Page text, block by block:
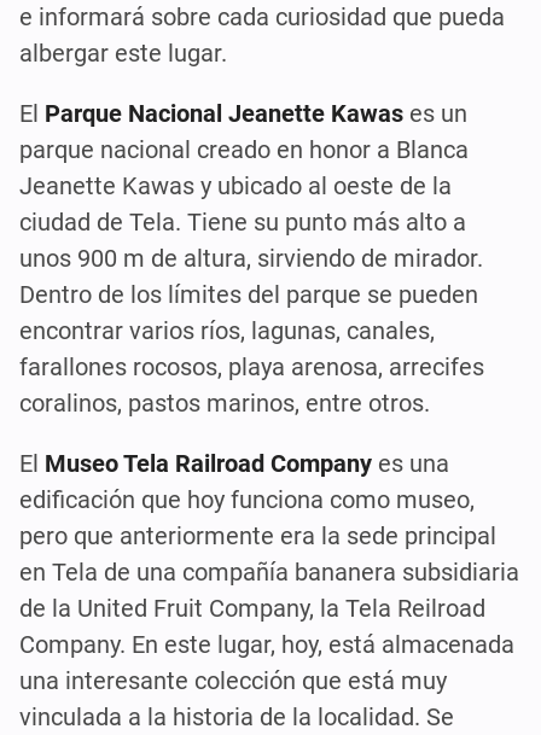
e informará sobre cada curiosidad que pueda
albergar este lugar.
El Parque Nacional Jeanette Kawas es un
parque nacional creado en honor a Blanca
Jeanette Kawas y ubicado al oeste de la
ciudad de Tela. Tiene su punto más alto a
unos 900 m de altura, sirviendo de mirador.
Dentro de los límites del parque se pueden
encontrar varios ríos, lagunas, canales,
farallones rocosos, playa arenosa, arrecifes
coralinos, pastos marinos, entre otros.
El Museo Tela Railroad Company es una
edificación que hoy funciona como museo,
pero que anteriormente era la sede principal
en Tela de una compañía bananera subsidiaria
de la United Fruit Company, la Tela Reilroad
Company. En este lugar, hoy, está almacenada
una interesante colección que está muy
vinculada a la historia de la localidad. Se